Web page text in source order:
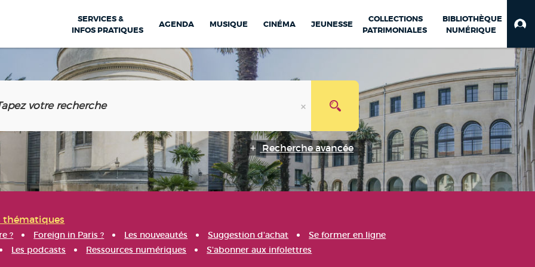
SERVICES &
INFOS PRATIQUES
AGENDA MUSIQUE CINÉMA JEUNESSE
COLLECTIONS
PATRIMONIALES
BIBLIOTHÈQUE
NUMÉRIQUE
Recherche avancée
thématiques
? Foreign in Paris ? Les nouveautés Suggestion d'achat
Se former en ligne
Les podcasts Ressources numériques S'abonner aux infolettres